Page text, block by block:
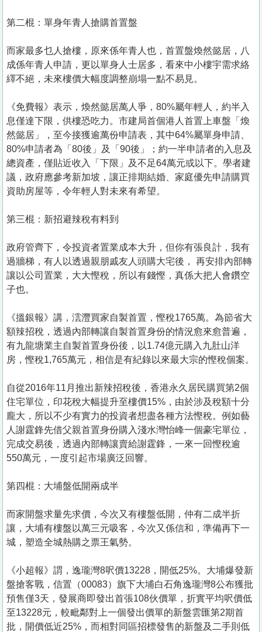
第二棍：單身年青人搶購首置盤
而家最多乜人搶樓，原來係年青人也，首置盤煥然懿居，八
成係年青人申請，更以單身人士居多，看來中小樓宇需求絡
繹不絕，未來樓價大幅度調整崩塌一點不易見。
《免費報》表示，煥然懿居萬人爭，80%屬年輕人，約半入
息僅達下限，供樓恐吃力。市建局首個港人首置上車盤「煥
然懿居」，至今接獲逾萬份申請表，其中64%屬單身申請、
80%申請者為「80後」及「90後」；約一半申請者的入息及
總資產，僅貼近收入「下限」及不足64萬元或以下。學者建
議，政府應參考新加坡，讓正排期結婚、家庭優先申請購買
資助房屋等，令年輕人對未來有希望。
第三棍：新招避辣稅有料到
政府管齊下，令投資者置業成本大升，但你有張良計，我有
過牆梯，有人以透過親朋戚友人頭購大宅後， 再安排內部轉
讓以公司置業，大大慳稅，所以有錢慳，真係大把人會鑽空
子也。
《搵銀報》講，澐灃買家自製首置，慳稅1765萬。為節省大
額辣招稅，透過內部轉讓自製首置身份的情況愈來愈普遍，
有九龍塘業主自製首置身份後，以1.74億元購入九肚山洋
房，慳稅1,765萬元，相信是有紀錄以來最大宗的慳稅個案。
自從2016年11月推出新辣招稅後，香港永久居民購買第2個
住宅單位，印花稅大幅提升至樓價15%，由於涉及稅額十分
龐大，所以不少有實力的投資者想盡各種方法慳稅。例如藝
人謝霆鋒先借父親首置身份購入淺水灣怡峰一個豪宅單位，
完成交易後，透過內部轉讓賣給謝霆鋒，一來一回慳稅逾
550萬元，一度引起市場廣泛回響。
第四棍：大埔盤低開兩成半
而家開盤求量先求價，今次又有樓盤低開，仲有二成半折
讓，大埔有樓盤以萬三元吸客，今次又係信和，準備再下一
城，塑造全城熱購之票王氣勢。
《小超報》謂，逸瓏灣8呎價13228，開低25%。大埔爆發新
盤搶客戰，信置（00083）旗下大埔白石角逸瓏灣8公布獲批
預售僅3天，發展商即發出首張108伙價單，折實平均呎價低
至13228元，較毗鄰對上一個發出價單的新盤雲匯第2期首
批，開價低近25%，而相對同區招標發售的新盤及二手則低